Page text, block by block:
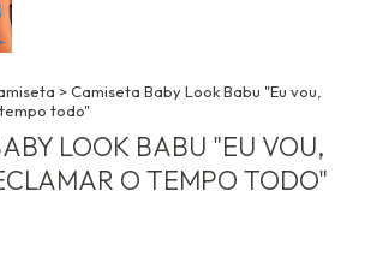
>Camiseta Baby Look Babu "Eu vou,
todo"
LOOK BABU "EU VOU,
O TEMPO TODO"